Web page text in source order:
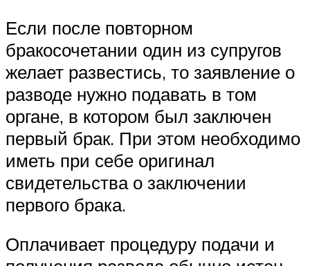
Если после повторном
бракосочетании один из супругов
желает развестись, то заявление о
разводе нужно подавать в том
органе, в котором был заключен
первый брак. При этом необходимо
иметь при себе оригинал
свидетельства о заключении
первого брака.
Оплачивает процедуру подачи и